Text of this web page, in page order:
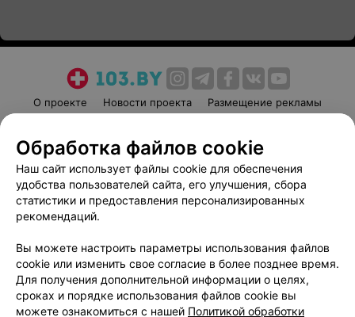
О проекте Новости проекта
Размещение рекламы
Пользовательское соглашение
Способы оплаты
Вакансии
Партнеры
Написать руководителю 103.by
Обработка персональных данных
Обработка файлов cookie
Наш сайт использует файлы cookie для обеспечения
удобства пользователей сайта, его улучшения, сбора
статистики и предоставления персонализированных
рекомендаций.
Вы можете настроить параметры использования файлов
cookie или изменить свое согласие в более позднее время.
Для получения дополнительной информации о целях,
сроках и порядке использования файлов cookie вы
можете ознакомиться с нашей Политикой обработки